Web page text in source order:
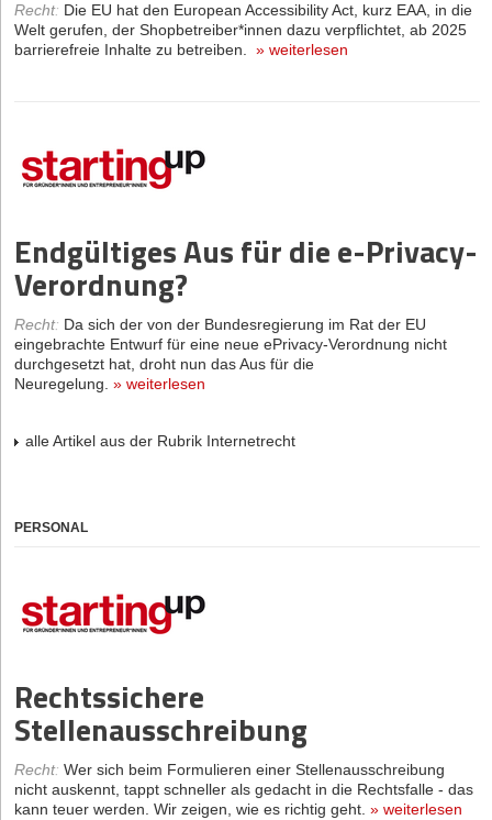
Recht: Die EU hat den European Accessibility Act, kurz EAA, in die
Welt gerufen, der Shopbetreiber*innen dazu verpflichtet, ab 2025
barrierefreie Inhalte zu betreiben. » weiterlesen
Endgültiges Aus für die e-Privacy-
Verordnung?
Recht: Da sich der von der Bundesregierung im Rat der EU
eingebrachte Entwurf für eine neue ePrivacy-Verordnung nicht
durchgesetzt hat, droht nun das Aus für die
Neuregelung. » weiterlesen
alle Artikel aus der Rubrik Internetrecht
PERSONAL
Rechtssichere
Stellenausschreibung
Recht: Wer sich beim Formulieren einer Stellenausschreibung
nicht auskennt, tappt schneller als gedacht in die Rechtsfalle - das
kann teuer werden. Wir zeigen, wie es richtig geht. » weiterlesen